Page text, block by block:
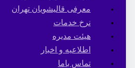
معرفی قالیشویان تهران
نرخ خدمات
هیئت مدیره
اطلاعیه و اخبار
تماس باما